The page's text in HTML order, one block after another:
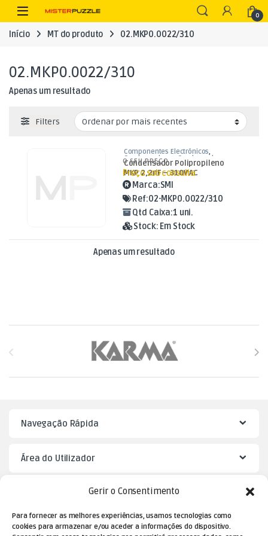
Gerir o Consentimento
Para fornecer as melhores experiências, usamos tecnologias como
cookies para armazenar e/ou aceder a informações do dispositivo.
Skip to navigation
Skip to content
Open 0
Início MT do produto 02.MKP0.0022/310
02.MKP0.0022/310
Apenas um resultado
Filters
Componentes Electrónicos,
Condensadores
Condensadores
Polipropileno
Condensador Polipropileno
MKP 2,2nF – 310V AC
O SEU PREÇO
Preço sob consulta
Marca:SMI
Ref:02-MKP0.0022/310
Qtd Caixa:1 uni.
Stock: Em Stock
Apenas um resultado
Navegação Rápida
Área do Utilizador